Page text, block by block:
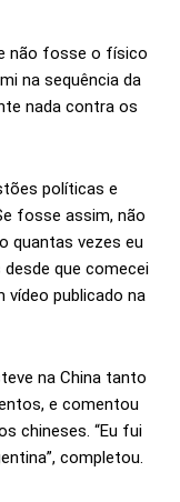
não fosse o físico
na sequência da
nada contra os
políticas e
fosse assim, não
quantas vezes eu
que comecei
vídeo publicado na
na China tanto
e comentou
chineses. “Eu fui
completou.